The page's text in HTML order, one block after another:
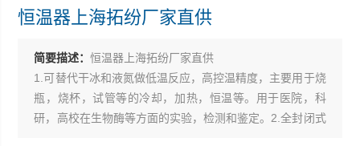
恒温器上海拓纷厂家直供
简要描述：恒温器上海拓纷厂家直供
1.可替代干冰和液氮做低温反应，高控温精度，主要用于烧
瓶，烧杯，试管等的冷却，加热，恒温等。用于医院，科
研，高校在生物酶等方面的实验，检测和鉴定。2.全封闭式